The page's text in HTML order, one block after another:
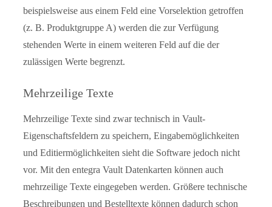
beispielsweise aus einem Feld eine Vorselektion getroffen
(z. B. Produktgruppe A) werden die zur Verfügung
stehenden Werte in einem weiteren Feld auf die der
zulässigen Werte begrenzt.
Mehrzeilige Texte
Mehrzeilige Texte sind zwar technisch in Vault-
Eigenschaftsfeldern zu speichern, Eingabemöglichkeiten
und Editiermöglichkeiten sieht die Software jedoch nicht
vor. Mit den entegra Vault Datenkarten können auch
mehrzeilige Texte eingegeben werden. Größere technische
Beschreibungen und Bestelltexte können dadurch schon